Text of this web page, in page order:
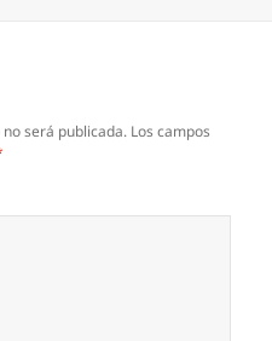
será publicada. Los campos